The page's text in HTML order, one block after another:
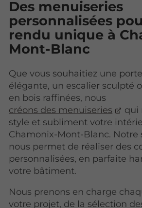
Des menuiseries
personnalisées
rendu unique à
Mont-Blanc
Que vous souhaitiez une
élégante, un escalier sculpté
en bois raffinées, nous
créons des menuiseries
qui
style et subliment votre
Chamonix-Mont-Blanc. Notre
nous permet de réaliser des
personnalisées, en parfaite
votre bâtiment.
Nous prenons en charge
votre projet, de la sélection